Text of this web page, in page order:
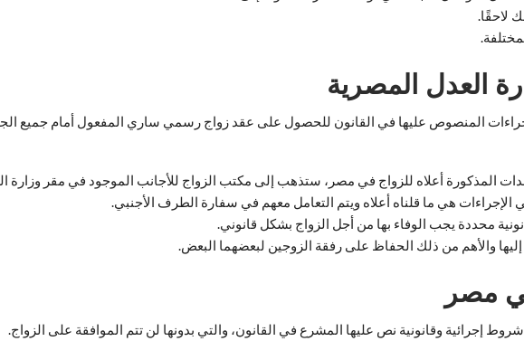
لاحقًا.
العدل المصرية
المنصوص عليها في القانون للحصول على عقد زواج رسمي ساري المفعول أمام جميع
المذكورة أعلاه للزواج في مصر، ستذهب إلى مكتب الزواج للأجانب الموجود في مقر وزارة
هي ما قلناه أعلاه ويتم التعامل معهم في سفارة الطرف الأجنبي.
محددة يجب الوفاء بها من أجل الزواج بشكل قانوني.
والأهم من ذلك الحفاظ على رفقة الزوجين لبعضهما البعض.
مصر
إجرائية وقانونية نص عليها المشرع في القانون، والتي بدونها لن تتم الموافقة على الزواج.